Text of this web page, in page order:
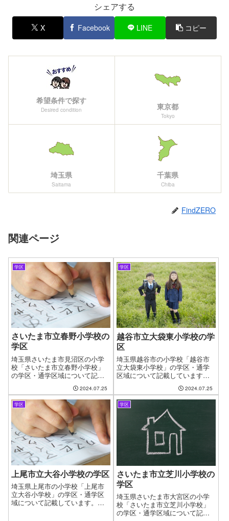
シェアする
X Facebook LINE コピー
希望条件で探す
Desired condition 東京都
Tokyo
埼玉県
Saitama
千葉県
Chiba
FindZERO
関連ページ
学区
さいたま市立春野小学校の
学区
埼玉県さいたま市見沼区の小学
校「さいたま市立春野小学校」
の学区・通学区域について記載
す時に良くある問題として、お
子様の通う学校の問題がありま
す。やっと見つけたお気に入り
の物件も学校が変わってしまう
からと断念するケースもござい
ます。ファインドゼロではお客
様が簡単に、学区・通学区域を
指定して物件探しができるよう
にページを作成しました。
2024.07.25
学区
越谷市立大袋東小学校の学
区
埼玉県越谷市の小学校「越谷市
立大袋東小学校」の学区・通学
区域について記載しています。
新しい住まいを探す時に良くあ
る問題として、お子様の通う学
校の問題があります。やっと見
つけたお気に入りの物件も学校
が変わってしまうからと断念す
るケースもございます。ファイ
ンドゼロではお客様が簡単に、
学区・通学区域を指定して物件
探しができるようにページを作
成しました。
2024.07.25
学区
上尾市立大谷小学校の学区
埼玉県上尾市の小学校「上尾市
立大谷小学校」の学区・通学区
域について記載しています。新
学区
さいたま市立芝川小学校の
学区
埼玉県さいたま市大宮区の小学
校「さいたま市立芝川小学校」
の学区・通学区域について記載